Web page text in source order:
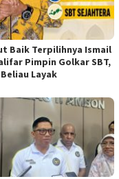
Baik Terpilihnya Ismail
Pimpin Golkar SBT,
Beliau Layak